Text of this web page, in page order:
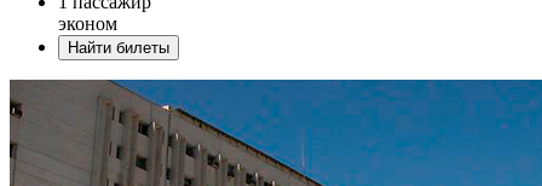
эконом
Найти билеты